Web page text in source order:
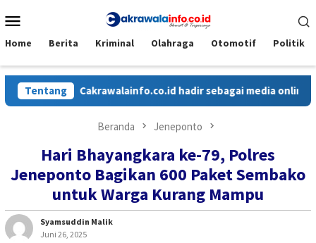
ke
Mobile
Home Berita Kriminal Olahraga Otomotif Politik
TentangCakrawalainfo.co.id hadir sebagai media online yang
Beranda Jeneponto
Hari Bhayangkara ke-79, Polres
Jeneponto Bagikan 600 Paket Sembako
untuk Warga Kurang Mampu
Syamsuddin Malik
Juni 26, 2025